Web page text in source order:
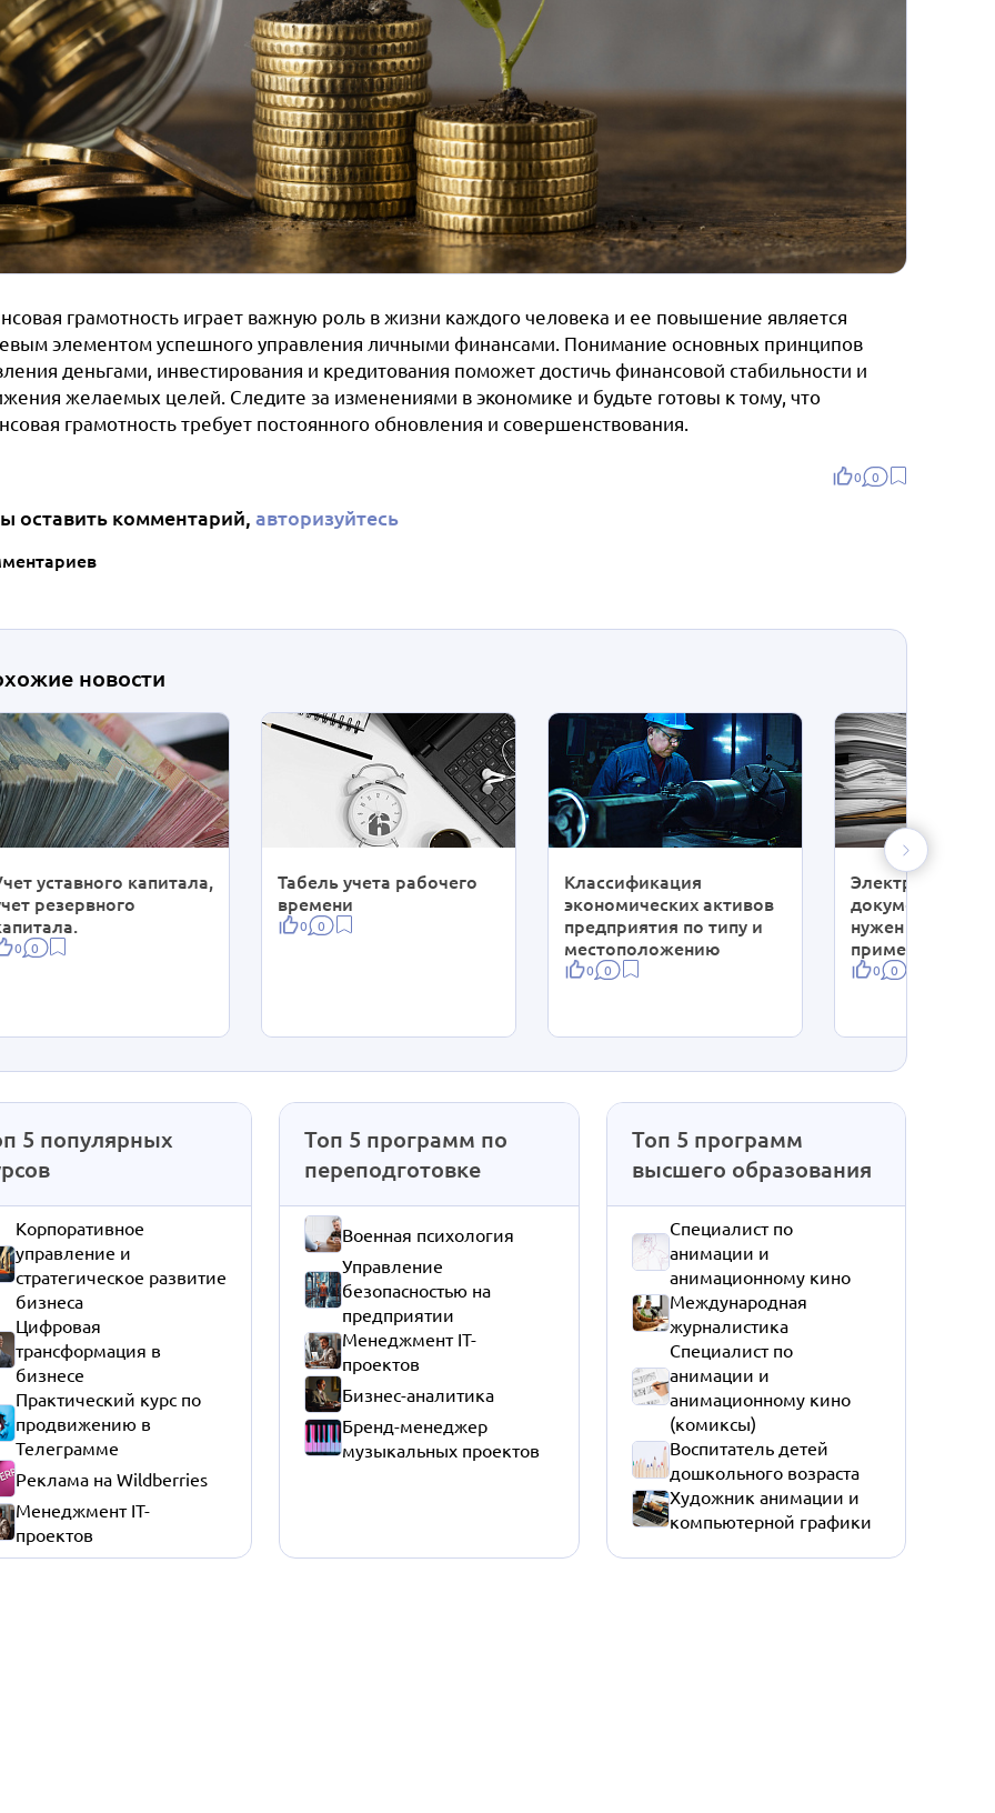
грамотность играет важную роль в жизни каждого человека и ее повышение является
элементом успешного управления личными финансами. Понимание основных принципов
деньгами, инвестирования и кредитования поможет достичь финансовой стабильности и
желаемых целей. Следите за изменениями в экономике и будьте готовы к тому, что
грамотность требует постоянного обновления и совершенствования.
0 0
оставить комментарий, авторизуйтесь
новости
уставного капитала,
резервного
0 0
Табель учета рабочего
времени
0 0
Классификация
экономических активов
предприятия по типу и
местоположению
0 0
Электронный
нужен и как его
применять
0 0
5 популярных
Корпоративное
управление и
стратегическое развитие
бизнеса
Цифровая
трансформация в
бизнесе
Практический курс по
продвижению в
Телеграмме
Реклама на Wildberries
Менеджмент IT-
проектов
Топ 5 программ по
переподготовке
Военная психология
Управление
безопасностью на
предприятии
Менеджмент IT-
проектов
Бизнес-аналитика
Бренд-менеджер
музыкальных проектов
Топ 5 программ
высшего образования
Специалист по
анимации и
анимационному кино
Международная
журналистика
Специалист по
анимации и
анимационному кино
(комиксы)
Воспитатель детей
дошкольного возраста
Художник анимации и
компьютерной графики